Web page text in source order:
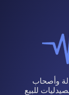
وأصحاب
للبيع